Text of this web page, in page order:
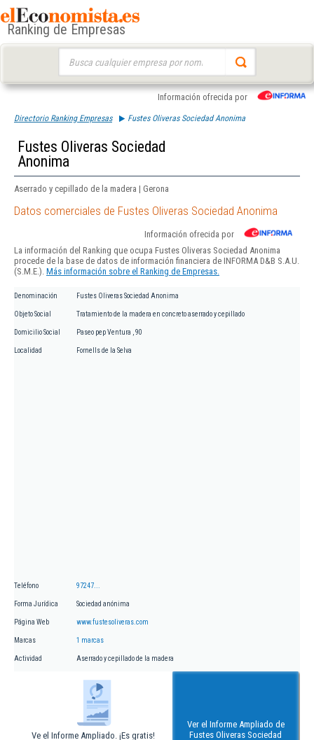
Ranking de Empresas
Información ofrecida por
Directorio Ranking Empresas Fustes Oliveras Sociedad Anonima
Fustes Oliveras Sociedad
Anonima
Aserrado y cepillado de la madera | Gerona
Datos comerciales de Fustes Oliveras Sociedad Anonima
Información ofrecida por
La información del Ranking que ocupa Fustes Oliveras Sociedad Anonima
procede de la base de datos de información financiera de INFORMA D&B S.A.U.
(S.M.E.). Más información sobre el Ranking de Empresas.
Denominación Fustes Oliveras Sociedad Anonima
Objeto Social Tratamiento de la madera en concreto aserrado y cepillado
Domicilio Social Paseo pep Ventura , 90
Localidad Fornells de la Selva
Teléfono 97247...
Forma Jurídica Sociedad anónima
Página Web www.fustesoliveras.com
Marcas 1 marcas
Actividad Aserrado y cepillado de la madera
Ve el Informe Ampliado. ¡Es gratis!
Ver el Informe Ampliado de
Fustes Oliveras Sociedad